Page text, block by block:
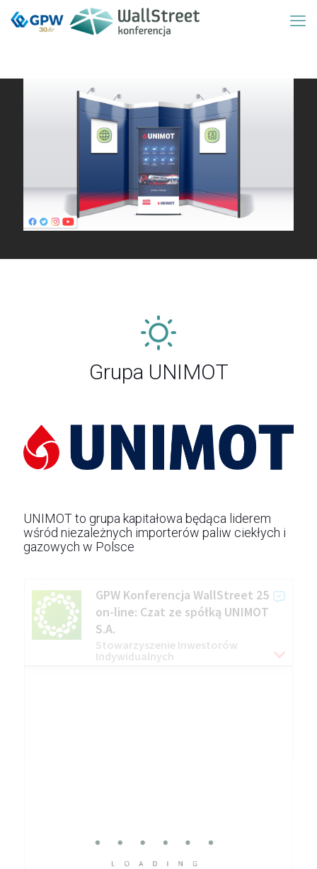
Grupa UNIMOT
UNIMOT to grupa kapitałowa będąca liderem
wśród niezależnych importerów paliw ciekłych i
gazowych w Polsce